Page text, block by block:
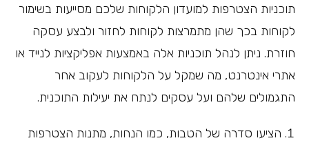
תוכניות הצטרפות למועדון הלקוחות שלכם מסייעות בשימור
לקוחות בכך שהן מתמרצות לקוחות לחזור ולבצע עסקה
חוזרת. ניתן לנהל תוכניות אלה באמצעות אפליקציות לנייד או
אתרי אינטרנט, מה שמקל על הלקוחות לעקוב אחר
התגמולים שלהם ועל עסקים לנתח את יעילות התוכנית.
הציעו סדרה של הטבות, כמו הנחות, מתנות הצטרפות